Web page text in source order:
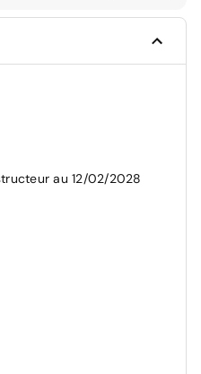
au 12/02/2028